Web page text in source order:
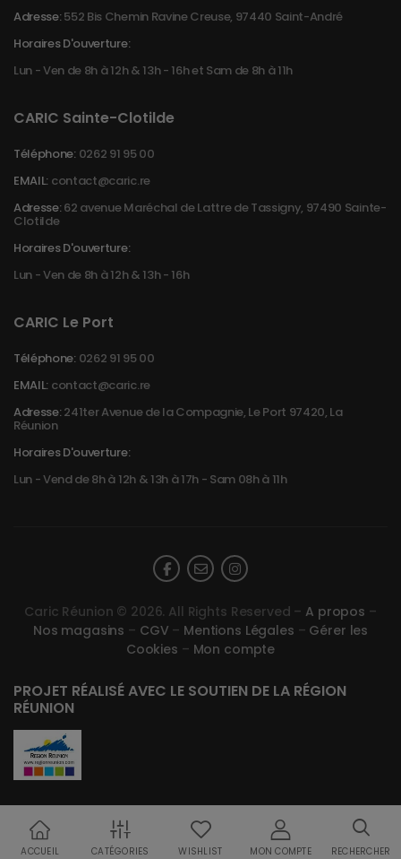
Adresse:552 Bis Chemin Ravine Creuse, 97440 Saint-André
Horaires D'ouverture:
Lun - Ven de 8h à 12h & 13h - 16h et Sam de 8h à 11h
CARIC Sainte-Clotilde
Téléphone: 0262 91 95 00
EMAIL: contact@caric.re
Adresse:62 avenue Maréchal de Lattre de Tassigny, 97490 Sainte-
Clotilde
Horaires D'ouverture:
Lun - Ven de 8h à 12h & 13h - 16h
CARIC Le Port
Téléphone: 0262 91 95 00
EMAIL: contact@caric.re
Adresse:241ter Avenue de la Compagnie, Le Port 97420, La
Réunion
Horaires D'ouverture:
Lun - Vend de 8h à 12h & 13h à 17h - Sam 08h à 11h
Caric Réunion © 2026. All Rights Reserved – A propos –
Nos magasins – CGV – Mentions Légales – Gérer les
Cookies – Mon compte
PROJET RÉALISÉ AVEC LE SOUTIEN DE LA RÉGION
RÉUNION
ACCUEIL CATÉGORIES WISHLIST MON COMPTE RECHERCHER